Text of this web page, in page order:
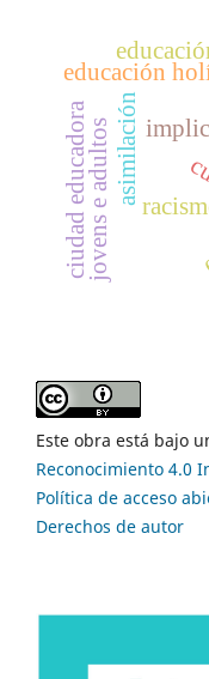
educación
asimilación
jovens e adultos
ciudad educadora
Este obra está bajo
Reconocimiento 4.0
Política de acceso
Derechos de autor